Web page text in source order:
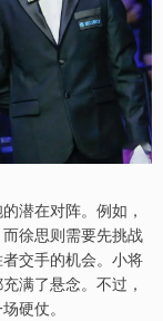
潜在对阵。例如，
徐思则需要先挑战
交手的机会。小将
满了悬念。不过，
硬仗。